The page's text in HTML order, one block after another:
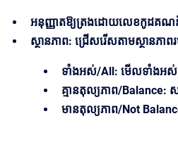
អនុញ្ញាតឱ្យត្រងដោយលេខកូដ
ស្ថានភាព: ជ្រើសរើសតាមស្ថានភ
ទាំងអស់/All: មើលទាំងអស់
គ្មានតុល្យភាព/
មានតុល្យភាព/Not